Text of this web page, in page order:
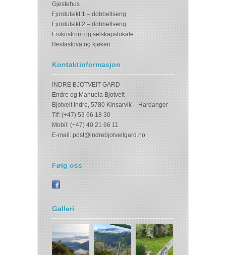
Gjestehus
Fjordutsikt 1 – dobbeltseng
Fjordutsikt 2 – dobbeltseng
Frukostrom og selskapslokale
Bestastova og kjøken
Kontaktinformasjon
INDRE BJOTVEIT GARD
Endre og Manuela Bjotveit
Bjotveit Indre, 5780 Kinsarvik – Hardanger
Tlf: (+47) 53 66 18 30
Mobil: (+47) 40 21 66 11
E-mail:post@indrebjotveitgard.no
Følg oss
Galleri